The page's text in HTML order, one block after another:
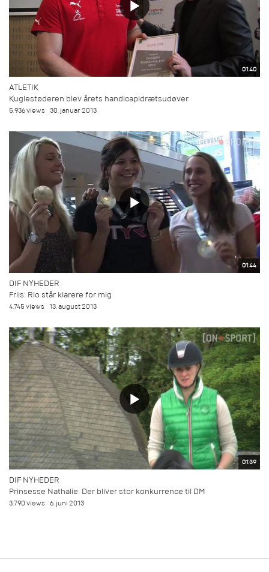
01:40
ATLETIK
Kuglestøderen blev årets handicapidrætsudøver
5.936 views 30. januar 2013
01:44
DIF NYHEDER
Friis: Rio står klarere for mig
4.745 views 13. august 2013
01:39
DIF NYHEDER
Prinsesse Nathalie: Der bliver stor konkurrence til DM
3.790 views 6. juni 2013